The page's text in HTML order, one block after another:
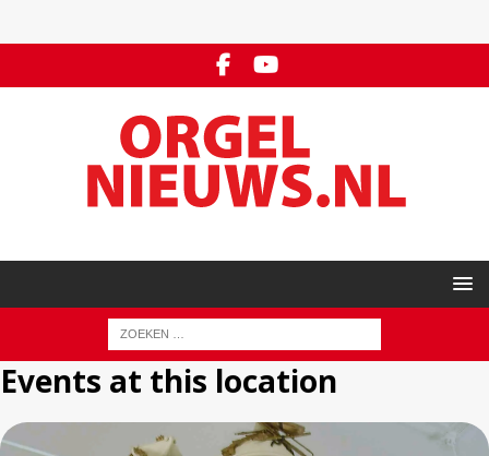
Events at this location